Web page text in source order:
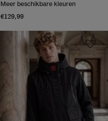
Meer beschikbare kleuren
€129,99